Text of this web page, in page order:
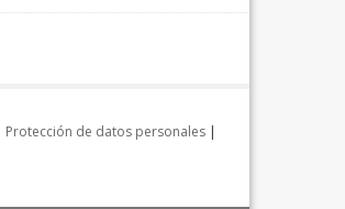
Protección de datos personales |